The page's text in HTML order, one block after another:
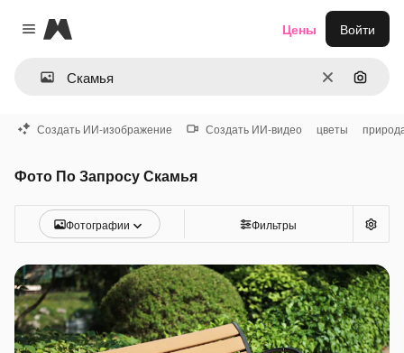
Close menu
Magnific
ОчиститьПоиск
Цены Войти
Создать ИИ-изображение Создать ИИ-видео цветы
Фото По Запросу Скамья
Фотографии Фильтры